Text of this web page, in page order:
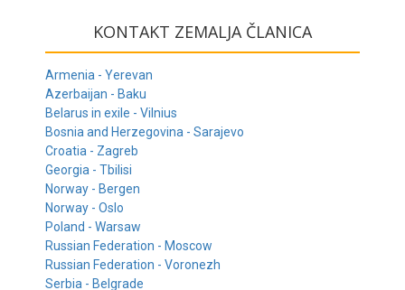
KONTAKT ZEMALJA ČLANICA
Armenia - Yerevan
Azerbaijan - Baku
Belarus in exile - Vilnius
Bosnia and Herzegovina - Sarajevo
Croatia - Zagreb
Georgia - Tbilisi
Norway - Bergen
Norway - Oslo
Poland - Warsaw
Russian Federation - Moscow
Russian Federation - Voronezh
Serbia - Belgrade